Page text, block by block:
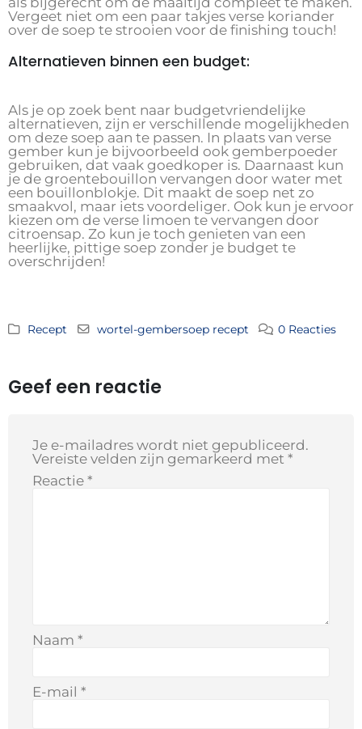
Vergeet niet om een paar takjes verse koriander
over de soep te strooien voor de finishing touch!
Alternatieven binnen een budget:
Als je op zoek bent naar budgetvriendelijke
alternatieven, zijn er verschillende mogelijkheden
om deze soep aan te passen. In plaats van verse
gember kun je bijvoorbeeld ook gemberpoeder
gebruiken, dat vaak goedkoper is. Daarnaast kun
je de groentebouillon vervangen door water met
een bouillonblokje. Dit maakt de soep net zo
smaakvol, maar iets voordeliger. Ook kun je ervoor
kiezen om de verse limoen te vervangen door
citroensap. Zo kun je toch genieten van een
heerlijke, pittige soep zonder je budget te
overschrijden!
Recept wortel-gembersoep recept 0 Reacties
Geef een reactie
Je e-mailadres wordt niet gepubliceerd.
Vereiste velden zijn gemarkeerd met *
Reactie *
Naam *
E-mail *